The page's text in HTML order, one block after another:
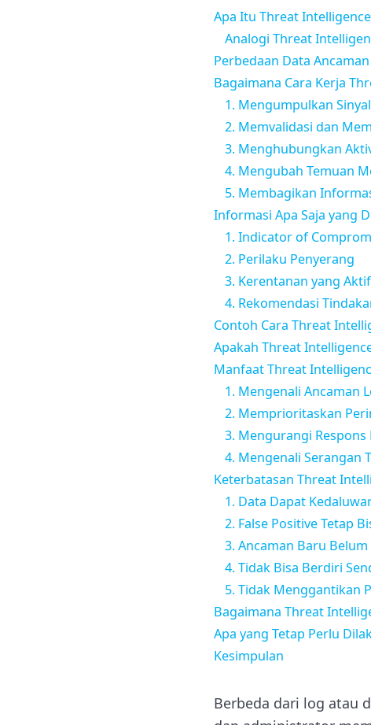
Apa Itu Threat
Analogi Threat
Perbedaan Data
Bagaimana Cara Kerja
1. Mengumpulkan
2. Memvalidasi dan
3. Menghubungkan
4. Mengubah Temuan
5. Membagikan
Informasi Apa Saja yang
1. Indicator of
2. Perilaku Penyerang
3. Kerentanan yang
4. Rekomendasi
Contoh Cara Threat
Apakah Threat
Manfaat Threat
1. Mengenali Ancaman
2. Memprioritaskan
3. Mengurangi Respons
4. Mengenali Serangan
Keterbatasan Threat
1. Data Dapat
2. False Positive Tetap
3. Ancaman Baru
4. Tidak Bisa Berdiri
5. Tidak Menggantikan
Bagaimana Threat
Apa yang Tetap Perlu
Kesimpulan
Berbeda dari log atau